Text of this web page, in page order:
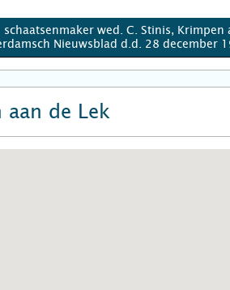
wed. C. Stinis, Krimpen
Nieuwsblad d.d. 28 december
aan de Lek